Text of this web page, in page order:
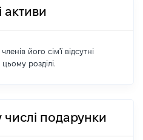
активи
його сім'ї відсутні
розділі.
числі подарунки